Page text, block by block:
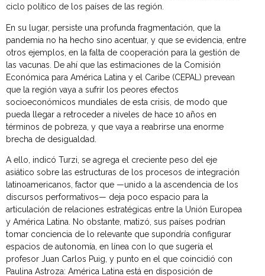
ciclo político de los países de las región.
En su lugar, persiste una profunda fragmentación, que la
pandemia no ha hecho sino acentuar, y que se evidencia, entre
otros ejemplos, en la falta de cooperación para la gestión de
las vacunas. De ahí que las estimaciones de la Comisión
Económica para América Latina y el Caribe (CEPAL) prevean
que la región vaya a sufrir los peores efectos
socioeconómicos mundiales de esta crisis, de modo que
pueda llegar a retroceder a niveles de hace 10 años en
términos de pobreza, y que vaya a reabrirse una enorme
brecha de desigualdad.
A ello, indicó Turzi, se agrega el creciente peso del eje
asiático sobre las estructuras de los procesos de integración
latinoamericanos, factor que —unido a la ascendencia de los
discursos performativos— deja poco espacio para la
articulación de relaciones estratégicas entre la Unión Europea
y América Latina. No obstante, matizó, sus países podrían
tomar conciencia de lo relevante que supondría configurar
espacios de autonomía, en línea con lo que sugería el
profesor Juan Carlos Puig, y punto en el que coincidió con
Paulina Astroza: América Latina está en disposición de